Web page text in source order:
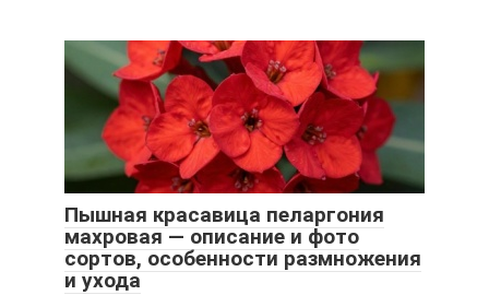
Пышная красавица пеларгония
махровая — описание и фото
сортов, особенности размножения
и ухода